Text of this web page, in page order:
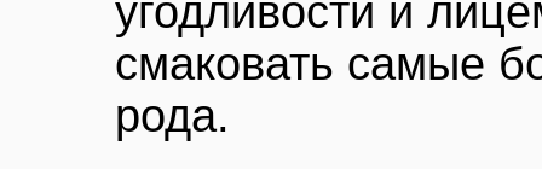
угодливости и
смаковать самые
рода.